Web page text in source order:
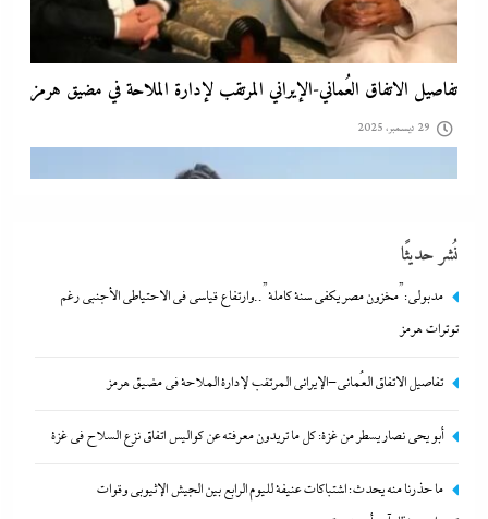
تفاصيل الاتفاق العُماني-الإيراني المرتقب لإدارة الملاحة في مضيق هرمز
29 ديسمبر، 2025
أبو يحى نصار يسطر من غزة: كل ما تريدون معرفته عن كواليس اتفاق
نزع السلاح في غزة
نُشر حديثًا
مدبولي:”مخزون مصر يكفي سنة كاملة”..وارتفاع قياسي في الاحتياطي الأجنبي رغم
توترات هرمز
تفاصيل الاتفاق العُماني-الإيراني المرتقب لإدارة الملاحة في مضيق هرمز
أبو يحى نصار يسطر من غزة: كل ما تريدون معرفته عن كواليس اتفاق نزع السلاح في غزة
ما حذرنا منه يحدث: اشتباكات عنيفة لليوم الرابع بين الجيش الإثيوبي وقوات